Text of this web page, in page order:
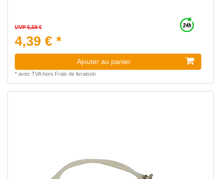
UVP 5,59 €
4,39 € *
Ajouter au panier
* avec TVAhors Frais de livraison